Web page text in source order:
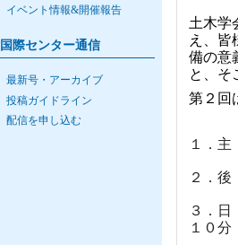
イベント情報&開催報告
国際センター通信
最新号・アーカイブ
投稿ガイドライン
配信を申し込む
土木学
え、皆
備の意
と、そ
第２回
１．
２．
３．
１０分